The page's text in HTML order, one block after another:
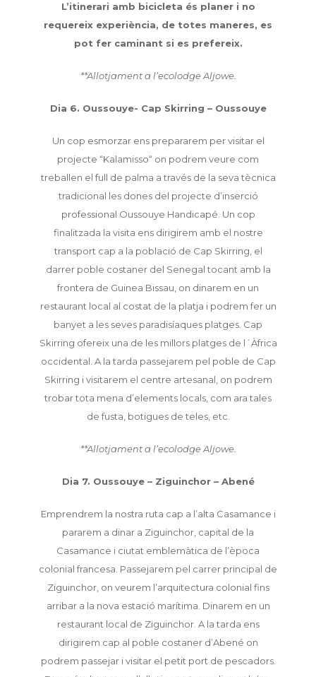
L’itinerari amb bicicleta és planer i no
requereix experiència, de totes maneres, es
pot fer caminant si es prefereix.
**Allotjament a l’ecolodge Aljowe.
Dia 6. Oussouye- Cap Skirring – Oussouye
Un cop esmorzar ens prepararem per visitar el
projecte “Kalamisso“ on podrem veure com
treballen el full de palma a través de la seva tècnica
tradicional les dones del projecte d’inserció
professional Oussouye Handicapé. Un cop
finalitzada la visita ens dirigirem amb el nostre
transport cap a la població de Cap Skirring, el
darrer poble costaner del Senegal tocant amb la
frontera de Guinea Bissau, on dinarem en un
restaurant local al costat de la platja i podrem fer un
banyet a les seves paradisíaques platges. Cap
Skirring ofereix una de les millors platges de l´Àfrica
occidental. A la tarda passejarem pel poble de Cap
Skirring i visitarem el centre artesanal, on podrem
trobar tota mena d’elements locals, com ara tales
de fusta, botigues de teles, etc.
**Allotjament a l’ecolodge Aljowe.
Dia 7. Oussouye – Ziguinchor – Abené
Emprendrem la nostra ruta cap a l’alta Casamance i
pararem a dinar a Ziguinchor, capital de la
Casamance i ciutat emblemàtica de l’època
colonial francesa. Passejarem pel carrer principal de
Ziguinchor, on veurem l’arquitectura colonial fins
arribar a la nova estació marítima. Dinarem en un
restaurant local de Ziguinchor. A la tarda ens
dirigirem cap al poble costaner d’Abené on
podrem passejar i visitar el petit port de pescadors.